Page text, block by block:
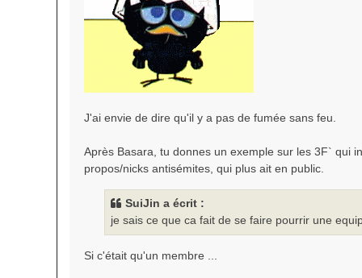
J'ai envie de dire qu'il y a pas de fumée sans feu.
Après Basara, tu donnes un exemple sur les 3F` qui
propos/nicks antisémites, qui plus ait en public.
SuiJin a écrit :
je sais ce que ca fait de se faire pourrir une
Si c'était qu'un membre ...